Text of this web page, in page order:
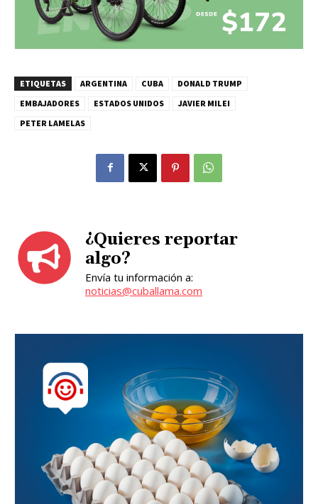
ETIQUETAS ARGENTINA CUBA
DONALD TRUMP
EMBAJADORES
ESTADOS UNIDOS
JAVIER MILEI
PETER LAMELAS
¿Quieres reportar
algo?
Envía tu información a:
noticias@cuballama.com